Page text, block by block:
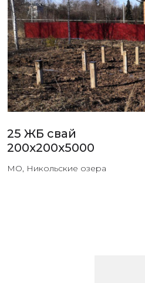
25 ЖБ свай
200х200х5000
МО, Никольские озера